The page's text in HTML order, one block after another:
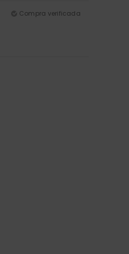
Compra verificada